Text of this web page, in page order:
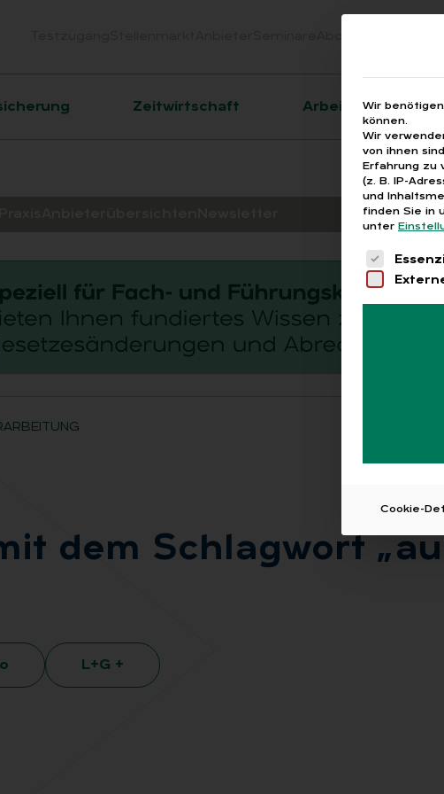
Zeitwirtschaft Arbeitsrecht
dem Schlag­wort
L+G +
Wir
können.
Wir
von ihnen
Erfahrung zu
(z. B. IP-
und
finden Sie in
unter
Es folgt
Cookie-